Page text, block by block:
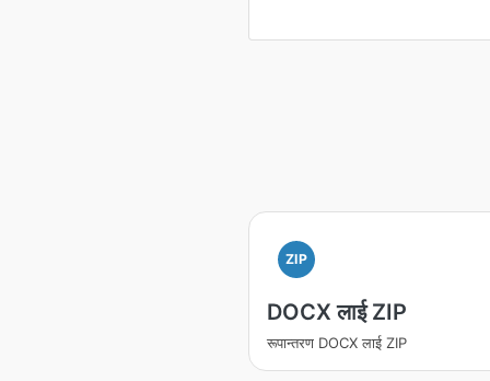
ZIP
DOCX लाई ZIP
रूपान्तरण DOCX लाई ZIP